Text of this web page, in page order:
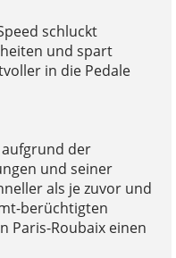
schluckt
und spart
in die Pedale
der
und seiner
als je zuvor und
berüchtigten
Paris-Roubaix einen